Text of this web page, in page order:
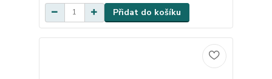
Přidat do košíku